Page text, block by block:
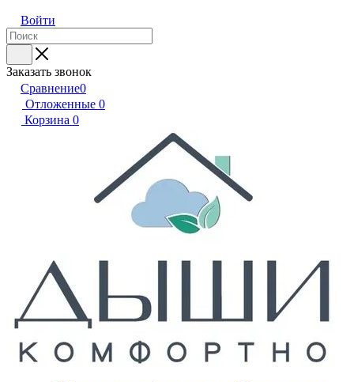
Войти
Заказать звонок
Сравнение0
Отложенные 0
Корзина 0